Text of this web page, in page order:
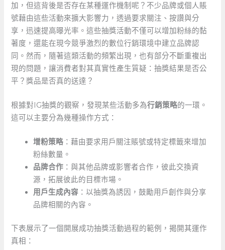
加，但這背後是否存在某種運作機制呢？不少品牌或個人賬
號藉由這些活動來擴大影響力，透過要求關注、按讚與分
享，迅速提高曝光率。這些抽獎活動不僅可以增加粉絲的黏
著度，還能在現今競爭激烈的數位行銷環境中建立品牌認
同。然而，隨著這類活動的頻繁出現，也有部分不斷重複出
現的問題，讓消費者對其真實性產生質疑：抽獎結果是否公
平？獎品是否真的送達？
根據對IG抽獎的觀察，發現某些活動多為行銷策略的一環。
這可以主要分為幾種操作方式：
增粉策略 ：藉由要求用戶關注賬號或特定標籤來增加
粉絲數量。
品牌合作 ：與其他品牌或影響者合作，彼此交換資
源，拓展彼此的目標市場。
用戶生成內容 ：以抽獎為誘因，鼓勵用戶創作與分享
品牌相關的內容。
下表展示了一個開展成功抽獎活動過程的範例，揭開其運作
真相：